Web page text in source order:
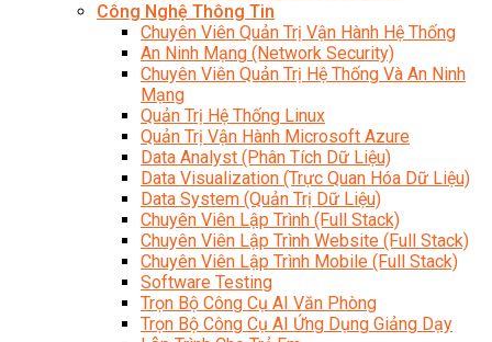
Công Nghệ Thông Tin
Chuyên Viên Quản Trị Vận Hành Hệ Thống
An Ninh Mạng (Network Security)
Chuyên Viên Quản Trị Hệ Thống Và An Ninh
Mạng
Quản Trị Hệ Thống Linux
Quản Trị Vận Hành Microsoft Azure
Data Analyst (Phân Tích Dữ Liệu)
Data Visualization (Trực Quan Hóa Dữ Liệu)
Data System (Quản Trị Dữ Liệu)
Chuyên Viên Lập Trình (Full Stack)
Chuyên Viên Lập Trình Website (Full Stack)
Chuyên Viên Lập Trình Mobile (Full Stack)
Software Testing
Trọn Bộ Công Cụ AI Văn Phòng
Trọn Bộ Công Cụ AI Ứng Dụng Giảng Dạy